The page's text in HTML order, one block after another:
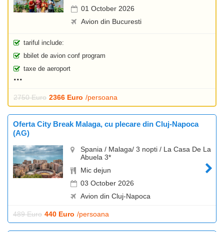
01 October 2026
Avion din Bucuresti
tariful include:
bbilet de avion conf program
taxe de aeroport
2750 Euro 2366 Euro /persoana
Oferta City Break Malaga, cu plecare din Cluj-Napoca
(AG)
Spania / Malaga/ 3 nopti / La Casa De La
Abuela 3*
Mic dejun
03 October 2026
Avion din Cluj-Napoca
489 Euro 440 Euro /persoana